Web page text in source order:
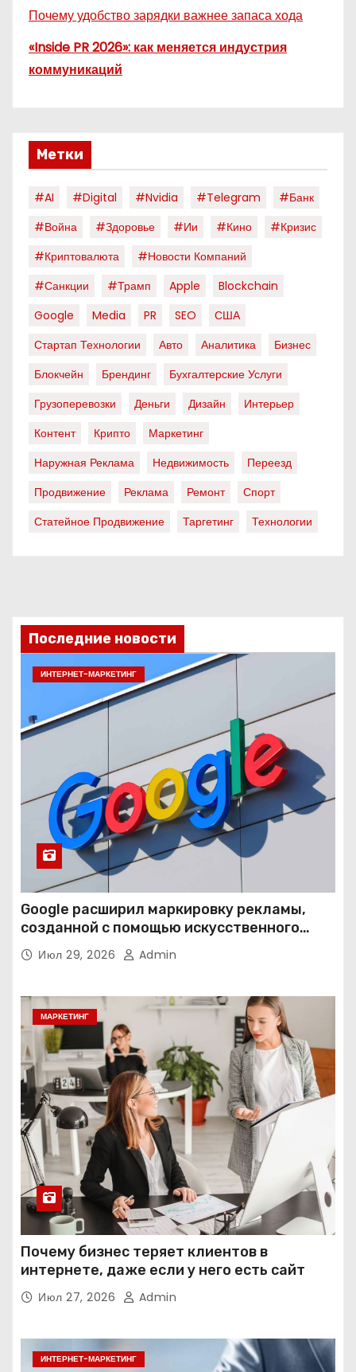
Почему удобство зарядки важнее запаса хода
«Inside PR 2026»: как меняется индустрия
коммуникаций
Метки
#AI #digital #nvidia #telegram
#банк
#война
#здоровье #ии #кино
#кризис
#криптовалюта
#новости Компаний
#санкции
#трамп Apple
Blockchain
Google
Media PR SEO
США
Стартап Технологии
Авто Аналитика
Бизнес
Блокчейн
Брендинг
Бухгалтерские Услуги
Грузоперевозки
Деньги Дизайн
Интерьер
Контент
Крипто
Маркетинг
Наружная Реклама
Недвижимость
Переезд
Продвижение
Реклама Ремонт
Спорт
Статейное Продвижение
Таргетинг Технологии
Последние новости
ИНТЕРНЕТ-МАРКЕТИНГ
Google расширил маркировку рекламы,
созданной с помощью искусственного
интеллекта
Июл 29, 2026 Admin
МАРКЕТИНГ
Почему бизнес теряет клиентов в
интернете, даже если у него есть сайт
Июл 27, 2026 Admin
ИНТЕРНЕТ-МАРКЕТИНГ